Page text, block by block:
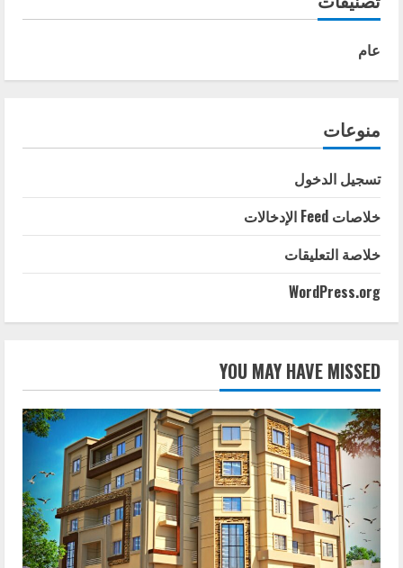
عام
منوعات
تسجيل الدخول
خلاصات Feed الإدخالات
خلاصة التعليقات
WordPress.org
YOU MAY HAVE MISSED